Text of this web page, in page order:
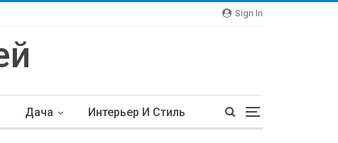
Sign In
Дача Интерьер И Стиль